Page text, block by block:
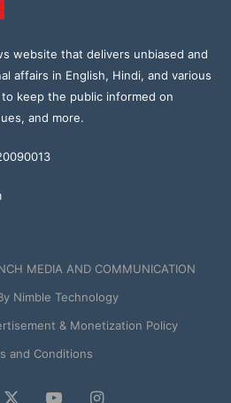
website that delivers unbiased and
affairs in English, Hindi, and various
to keep the public informed on
and more.
MEDIA AND COMMUNICATION
Nimble Technology
& Monetization Policy
and Conditions
YouTubeInstagram